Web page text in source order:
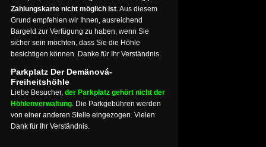
Zahlungskarte nicht möglich ist. Aus diesem
Grund empfehlen wir Ihnen, ausreichend
Bargeld zur Verfügung zu haben, wenn Sie
sicher sein möchten, dass Sie die Höhle
besichtigen können. Danke für Ihr Verständnis.
Parkplatz Der Demänová-
Freiheitshöhle
Liebe Besucher, der Parkplatz gehört nicht der
Höhlenverwaltung. Die Parkgebühren werden
von einer anderen Stelle eingezogen. Vielen
Dank für Ihr Verständnis.